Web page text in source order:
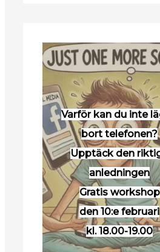
Varför kan du inte
bort telefonen?
Upptäck den
anledningen
Gratis workshop
den 10:e februari
kl. 18.00-19.00